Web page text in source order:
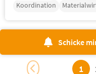
Koordination
Schicke
1